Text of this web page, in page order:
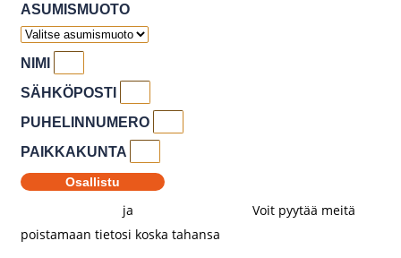
ASUMISMUOTO
NIMI
SÄHKÖPOSTI
PUHELINNUMERO
PAIKKAKUNTA
Osallistu
ja
Voit pyytää meitä
poistamaan tietosi koska tahansa